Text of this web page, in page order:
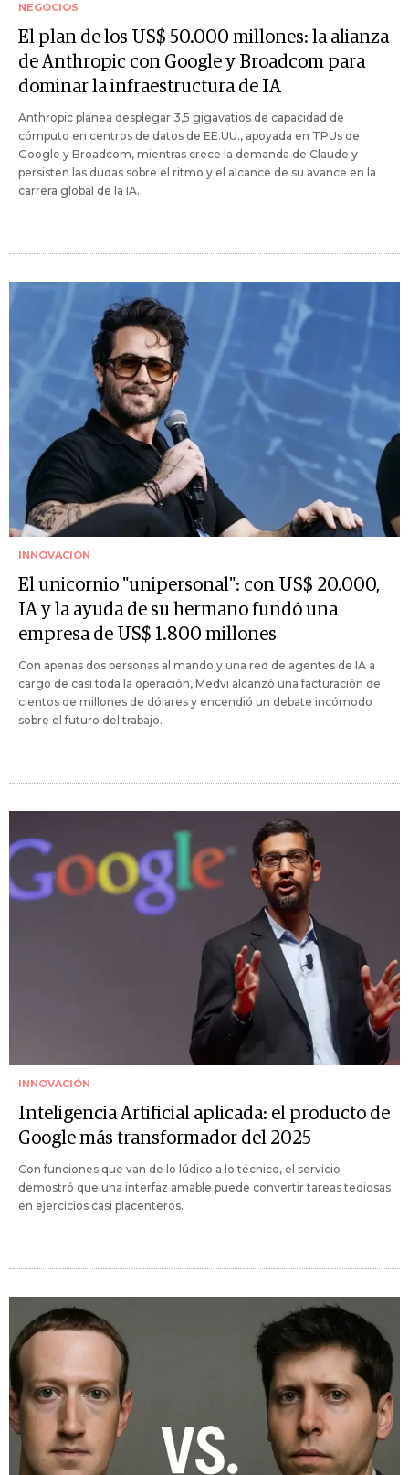
NEGOCIOS
El plan de los US$ 50.000 millones: la alianza
de Anthropic con Google y Broadcom para
dominar la infraestructura de IA
Anthropic planea desplegar 3,5 gigavatios de capacidad de
cómputo en centros de datos de EE.UU., apoyada en TPUs de
Google y Broadcom, mientras crece la demanda de Claude y
persisten las dudas sobre el ritmo y el alcance de su avance en la
carrera global de la IA.
INNOVACIÓN
El unicornio "unipersonal": con US$ 20.000,
IA y la ayuda de su hermano fundó una
empresa de US$ 1.800 millones
Con apenas dos personas al mando y una red de agentes de IA a
cargo de casi toda la operación, Medvi alcanzó una facturación de
cientos de millones de dólares y encendió un debate incómodo
sobre el futuro del trabajo.
INNOVACIÓN
Inteligencia Artificial aplicada: el producto de
Google más transformador del 2025
Con funciones que van de lo lúdico a lo técnico, el servicio
demostró que una interfaz amable puede convertir tareas tediosas
en ejercicios casi placenteros.